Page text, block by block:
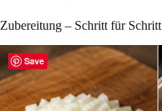
Zubereitung – Schritt für Schritt
Save